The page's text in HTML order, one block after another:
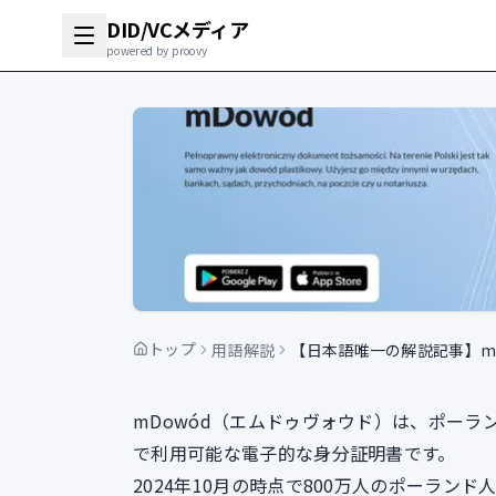
DID/VCメディア
powered by proovy
トップ 用語解説 【日本語唯一の解説記事
mDowód（エムドゥヴォウド）は、ポーラ
で利用可能な電子的な身分証明書です。
2024年10月の時点で800万人のポーランド